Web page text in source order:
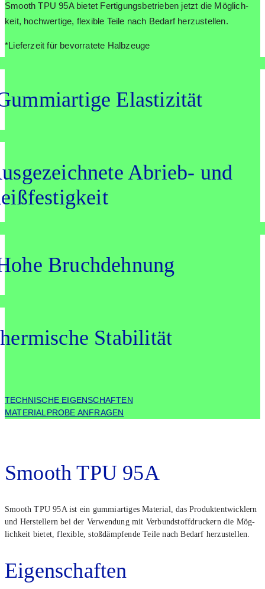
Smooth TPU 95A bie­tet Fer­ti­gungs­be­trie­ben jetzt die Mög­lich­
keit, hoch­wer­ti­ge, fle­xi­ble Tei­le nach Bedarf her­zu­stel­len.
*Lie­fer­zeit für bevor­ra­te­te Halb­zeu­ge
Elas­ti­zi­tät
Abrieb- und
Bruch­deh­nung
Sta­bi­li­tät
TECHNISCHE EIGEN­SCHAF­TEN
MATE­RI­AL­PRO­BE ANFRA­GEN
Smooth TPU 95A
Smooth TPU 95A ist ein gum­mi­ar­ti­ges Mate­ri­al, das Pro­dukt­ent­wick­lern
und Her­stel­lern bei der Ver­wen­dung mit Ver­bund­stoff­dru­ckern die Mög­
lich­keit bie­tet, fle­xi­ble, stoß­dämp­fen­de Tei­le nach Bedarf her­zu­stel­len.
Eigen­schaf­ten